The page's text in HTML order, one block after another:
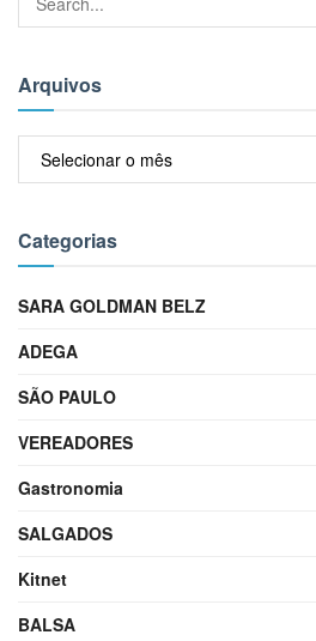
Arquivos
Arquivos
Categorias
SARA GOLDMAN BELZ
ADEGA
SÃO PAULO
VEREADORES
Gastronomia
SALGADOS
Kitnet
BALSA